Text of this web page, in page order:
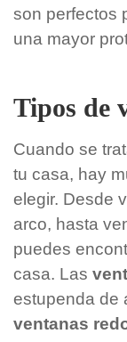
son perfectos
una mayor
Tipos de
Cuando se
tu casa, hay
elegir. Desde
arco, hasta
puedes
casa. Las
estupenda de
ventanas